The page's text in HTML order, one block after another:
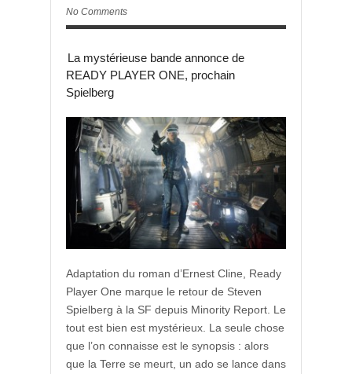
No Comments
La mystérieuse bande annonce de
READY PLAYER ONE, prochain
Spielberg
Adaptation du roman d’Ernest Cline, Ready
Player One marque le retour de Steven
Spielberg à la SF depuis Minority Report. Le
tout est bien est mystérieux. La seule chose
que l’on connaisse est le synopsis : alors
que la Terre se meurt, un ado se lance dans